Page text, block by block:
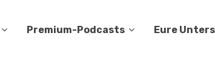
Premium-Podcasts Eure